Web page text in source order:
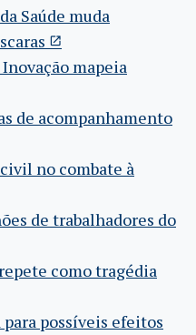
Saúde muda
mapeia
de acompanhamento
no combate à
de trabalhadores do
como tragédia
possíveis efeitos